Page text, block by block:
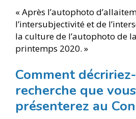
« Après l’autophoto
l’intersubjectivité et de
la culture de l’autophoto de
printemps 2020. »
Comment
recherche que vous
présenterez au